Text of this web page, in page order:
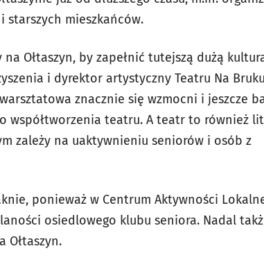
starszych mieszkańców.
Ołtaszyn, by zapełnić tutejszą dużą
i dyrektor artystyczny Teatru Na
znacznie się wzmocni i jeszcze
współtworzenia teatru. A teatr to również
zależy na uaktywnieniu seniorów i osób z
ponieważ w Centrum Aktywności
osiedlowego klubu seniora. Nadal
Ołtaszyn.